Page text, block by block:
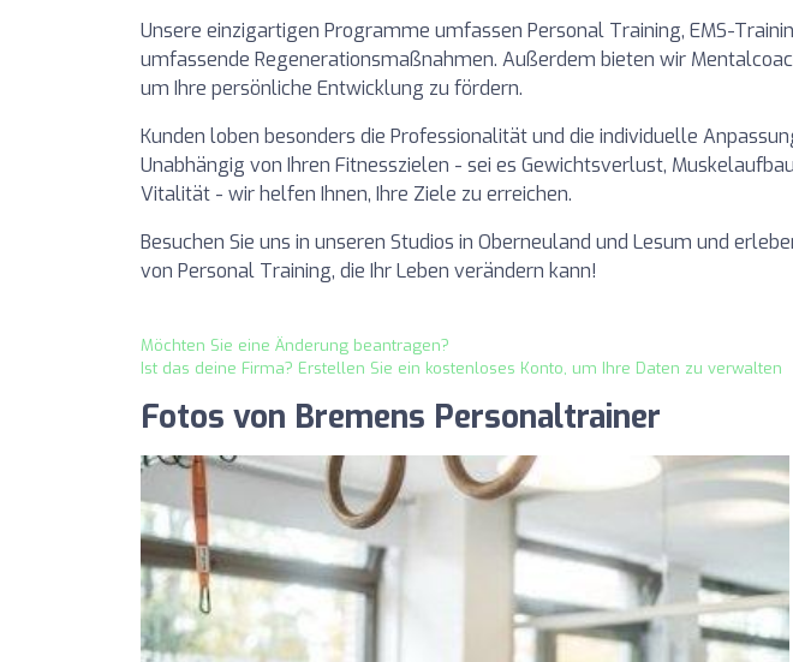
Unsere einzigartigen Programme umfassen Personal Training, EMS-
umfassende Regenerationsmaßnahmen. Außerdem bieten wir
um Ihre persönliche Entwicklung zu fördern.
Kunden loben besonders die Professionalität und die individuelle
Unabhängig von Ihren Fitnesszielen - sei es Gewichtsverlust,
Vitalität - wir helfen Ihnen, Ihre Ziele zu erreichen.
Besuchen Sie uns in unseren Studios in Oberneuland und Lesum und
von Personal Training, die Ihr Leben verändern kann!
Möchten Sie eine Änderung beantragen?
Ist das deine Firma? Erstellen Sie ein kostenloses Konto, um Ihre Daten zu verwalten
Fotos von Bremens Personaltrainer